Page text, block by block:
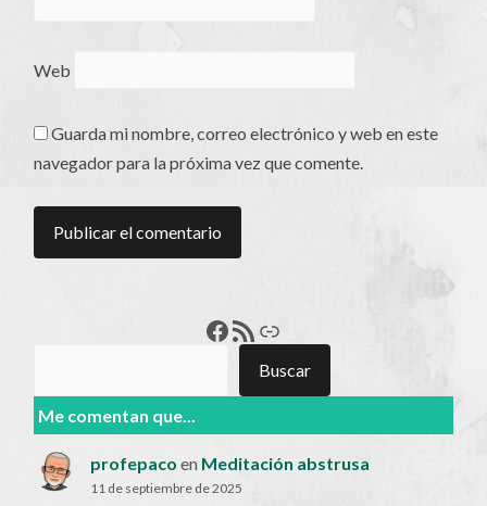
Web
Guarda mi nombre, correo electrónico y web en este
navegador para la próxima vez que comente.
Francisco Pérez
Feed RSSEnlace
Buscar
Me comentan que...
profepaco en Meditación abstrusa
11 de septiembre de 2025